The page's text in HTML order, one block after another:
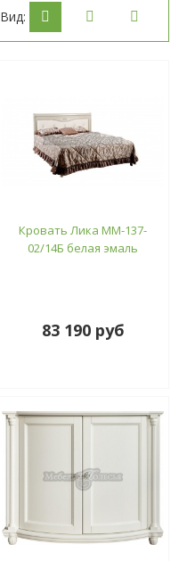
Вид:
Кровать Лика ММ-137-
02/14Б белая эмаль
83 190 руб